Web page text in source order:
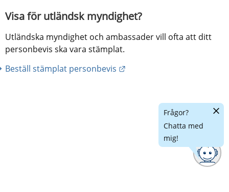
Visa för utländsk myndighet?
Utländska myndighet och ambassader vill ofta att ditt
personbevis ska vara stämplat.
Beställ stämplat personbevis
Frågor?
Chatta med
mig!
Dölj